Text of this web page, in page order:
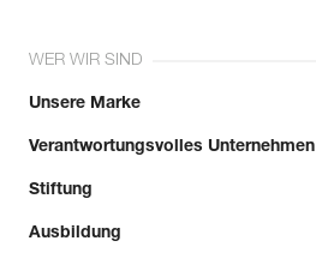
WER WIR SIND
Unsere Marke
Verantwortungsvolles Unternehmen
Stiftung
Ausbildung